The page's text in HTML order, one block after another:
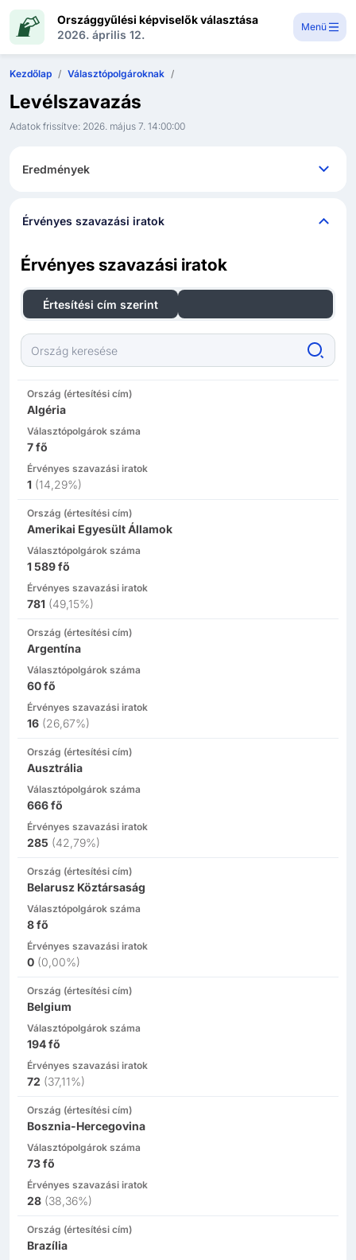
Országgyűlési képviselők választása
2026. április 12.
Menü
Kezdőlap Választópolgároknak
Levélszavazás
Adatok frissítve: 2026. május 7. 14:00:00
Eredmények
Érvényes szavazási iratok
Érvényes szavazási iratok
Értesítési cím szerint
Ország (értesítési cím)
Algéria
Választópolgárok száma
7fő
Érvényes szavazási iratok
1 (14,29%)
Ország (értesítési cím)
Amerikai Egyesült Államok
Választópolgárok száma
1 589fő
Érvényes szavazási iratok
781 (49,15%)
Ország (értesítési cím)
Argentína
Választópolgárok száma
60fő
Érvényes szavazási iratok
16 (26,67%)
Ország (értesítési cím)
Ausztrália
Választópolgárok száma
666fő
Érvényes szavazási iratok
285 (42,79%)
Ország (értesítési cím)
Belarusz Köztársaság
Választópolgárok száma
8fő
Érvényes szavazási iratok
0 (0,00%)
Ország (értesítési cím)
Belgium
Választópolgárok száma
194fő
Érvényes szavazási iratok
72 (37,11%)
Ország (értesítési cím)
Bosznia-Hercegovina
Választópolgárok száma
73fő
Érvényes szavazási iratok
28 (38,36%)
Ország (értesítési cím)
Brazília